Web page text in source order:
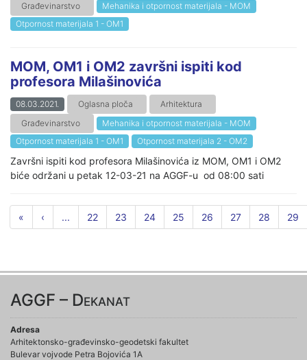
Građevinarstvo
Mehanika i otpornost materijala - MOM
Otpornost materijala 1 - OM1
MOM, OM1 i OM2 završni ispiti kod
profesora Milašinovića
08.03.2021. Oglasna ploča
Arhitektura
Građevinarstvo
Mehanika i otpornost materijala - MOM
Otpornost materijala 1 - OM1
Otpornost materijala 2 - OM2
Završni ispiti kod profesora Milašinovića iz MOM, OM1 i OM2
biće održani u petak 12-03-21 na AGGF-u od 08:00 sati
« ‹ ... 22 23 24 25 26 27 28 29
AGGF – Dekanat
Adresa
Arhitektonsko-građevinsko-geodetski fakultet
Bulevar vojvode Petra Bojovića 1A